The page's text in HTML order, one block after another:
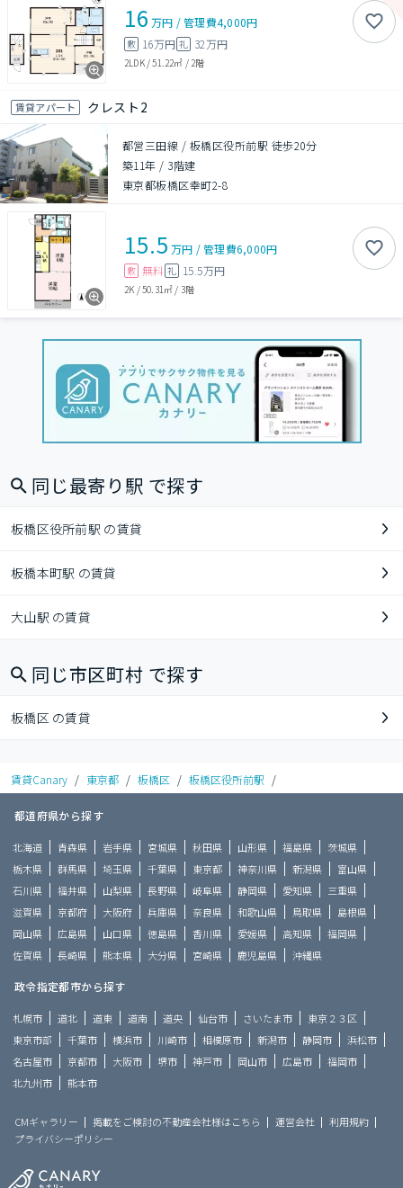
16 万円 /管理費4,000円
敷 16万円 礼 32万円
2LDK/51.22㎡ / 2階
賃貸アパート クレスト2
都営三田線 / 板橋区役所前駅 徒歩20分
築11年 / 3階建
東京都板橋区幸町2-8
15.5 万円 /管理費6,000円
敷 無料 礼 15.5万円
2K /50.31㎡ / 3階
同じ最寄り駅 で探す
板橋区役所前駅 の賃貸
板橋本町駅 の賃貸
大山駅 の賃貸
同じ市区町村 で探す
板橋区 の賃貸
賃貸Canary / 東京都 / 板橋区 / 板橋区役所前駅 /
都道府県から探す
北海道 青森県 岩手県 宮城県 秋田県 山形県 福島県
茨城県
栃木県
群馬県 埼玉県 千葉県 東京都 神奈川県 新潟県
富山県
石川県
福井県 山梨県 長野県 岐阜県 静岡県 愛知県
三重県
滋賀県
京都府 大阪府 兵庫県 奈良県 和歌山県 鳥取県
島根県
岡山県
広島県 山口県 徳島県 香川県 愛媛県 高知県
福岡県
佐賀県
長崎県 熊本県 大分県 宮崎県 鹿児島県 沖縄県
政令指定都市から探す
札幌市 道北 道東 道南 道央 仙台市 さいたま市
東京２３区
東京市部
千葉市 横浜市 川崎市 相模原市 新潟市 静岡市
浜松市
名古屋市
京都市 大阪市 堺市 神戸市 岡山市 広島市
福岡市
北九州市
熊本市
CMギャラリー 掲載をご検討の不動産会社様はこちら 運営会社
利用規約
プライバシーポリシー